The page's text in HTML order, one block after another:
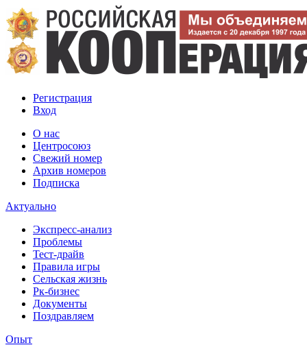
Регистрация
Вход
О нас
Центросоюз
Свежий номер
Архив номеров
Подписка
Актуально
Экспресс-анализ
Проблемы
Тест-драйв
Правила игры
Сельская жизнь
Рк-бизнес
Документы
Поздравляем
Опыт